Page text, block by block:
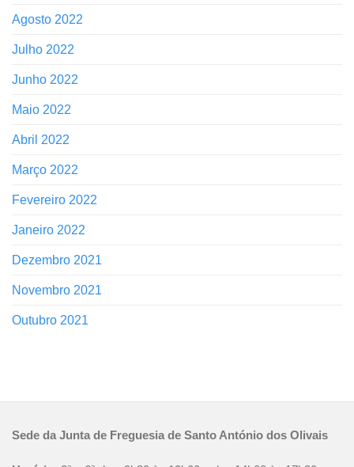
Agosto 2022
Julho 2022
Junho 2022
Maio 2022
Abril 2022
Março 2022
Fevereiro 2022
Janeiro 2022
Dezembro 2021
Novembro 2021
Outubro 2021
Sede da Junta de Freguesia de Santo António dos Olivais